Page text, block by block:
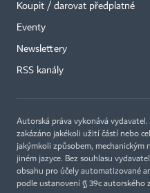
Koupit / darovat předplatné
Eventy
Newslettery
RSS kanály
Autorská práva vykonává
zakázáno jakékoli užití částí nebo
jakýmkoli způsobem, mechanickým
jiném jazyce. Bez souhlasu
obsahu pro účely automatizované
podle ustanovení § 39c autorského